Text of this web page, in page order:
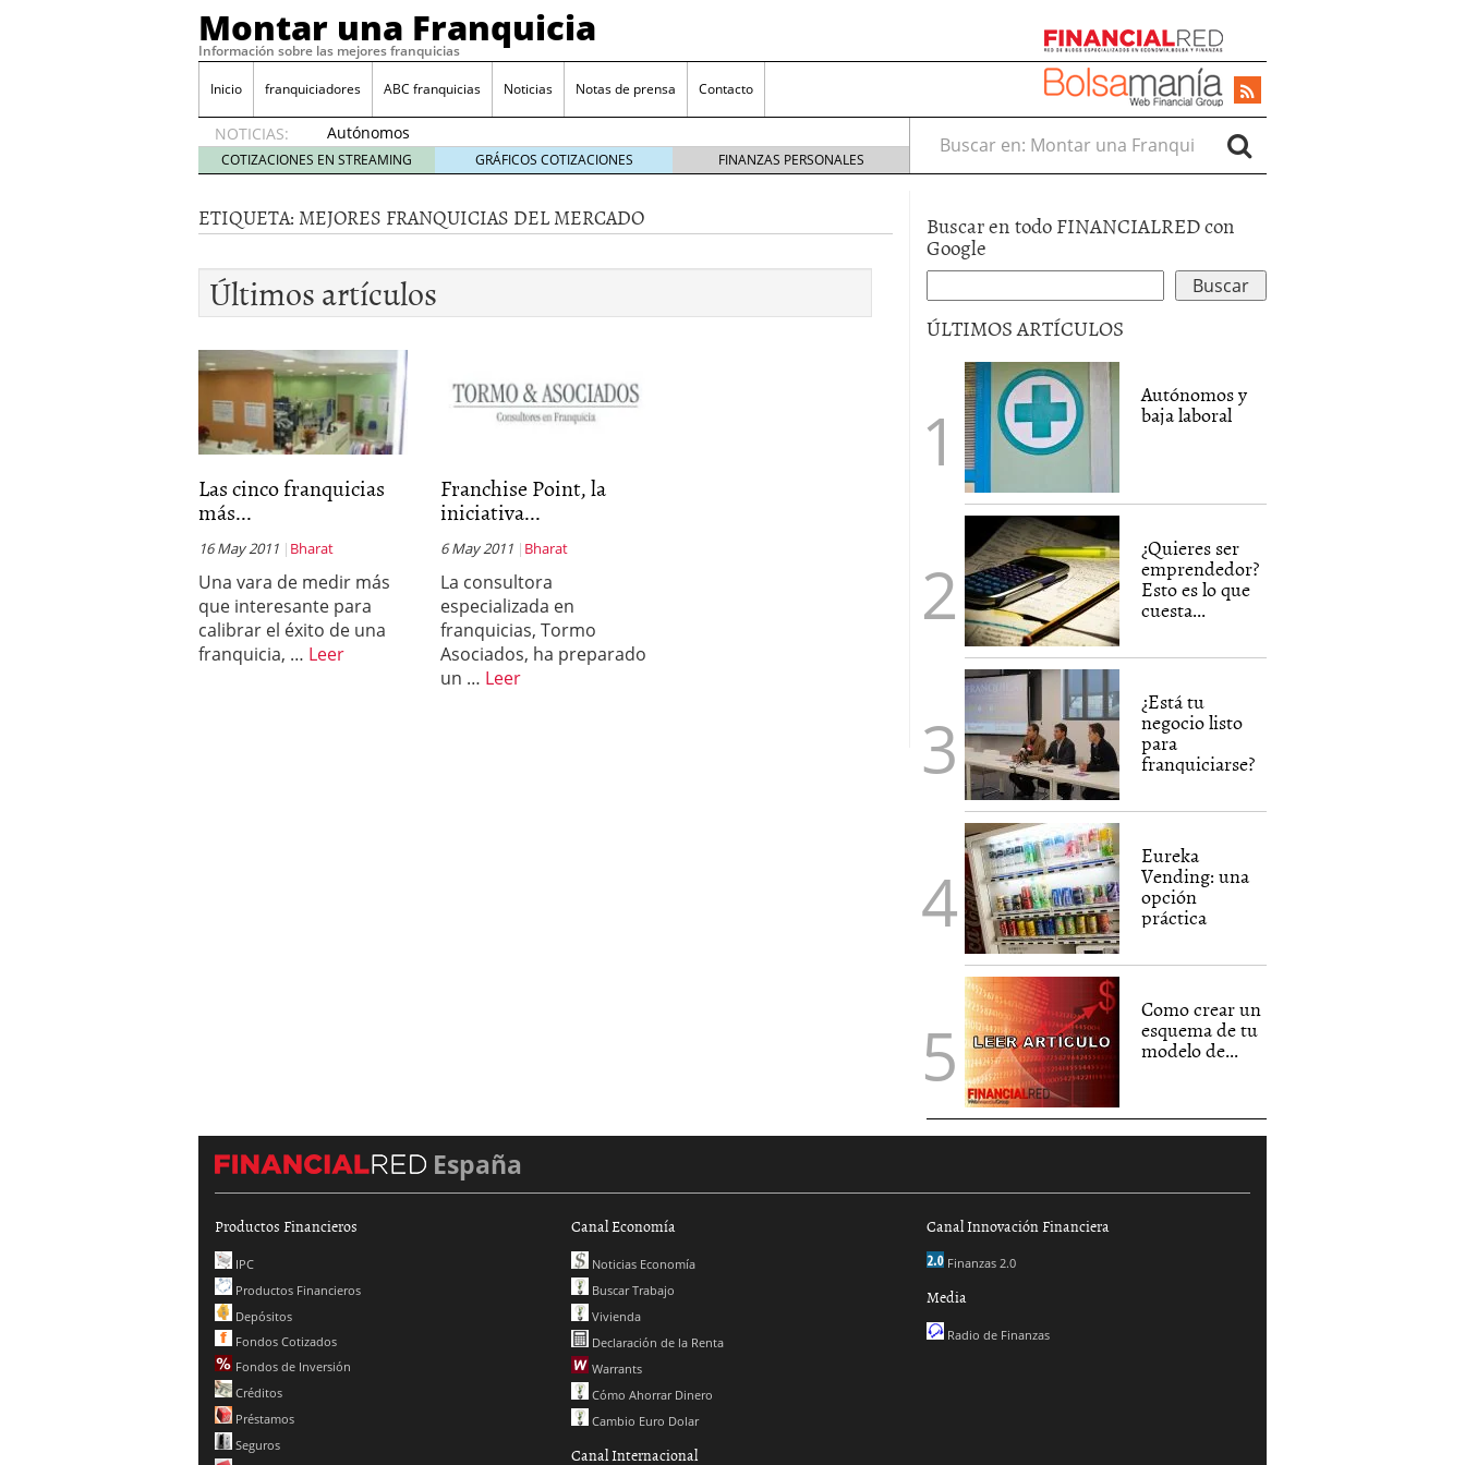
Montar una Franquicia
Información sobre las mejores franquicias
Inicio franquiciadores ABC franquicias Noticias Notas de prensa Contacto
NOTICIAS:
Autónomos
y baja
laboral
2014
¿Quieres ser emprendedor? Esto es lo que cuesta y las ayudas que puedes
tener 4 julio 2014
¿Está tu negocio listo para franquiciarse?
Eureka Vending: una opción práctica
COTIZACIONES EN STREAMING GRÁFICOS COTIZACIONES FINANZAS PERSONALES
Buscar en:
ETIQUETA: MEJORES FRANQUICIAS DEL MERCADO
Últimos artículos
Las cinco franquicias
más...
16 May 2011 Bharat
Una vara de medir más
que interesante para
calibrar el éxito de una
franquicia, … Leer
Franchise Point, la
iniciativa...
6 May 2011 Bharat
La consultora
especializada en
franquicias, Tormo
Asociados, ha preparado
un … Leer
Buscar en todo FINANCIALRED con
Google
ÚLTIMOS ARTÍCULOS
Autónomos y
baja laboral
¿Quieres ser
emprendedor?
Esto es lo que
cuesta...
¿Está tu
negocio listo
para
franquiciarse?
Eureka
Vending: una
opción
práctica
Como crear un
esquema de tu
modelo de...
España
Productos Financieros
IPC
Productos Financieros
Depósitos
Fondos Cotizados
Fondos de Inversión
Créditos
Préstamos
Seguros
Canal Economía
Noticias Economía
Buscar Trabajo
Vivienda
Declaración de la Renta
Warrants
Cómo Ahorrar Dinero
Cambio Euro Dolar
Canal Internacional
Canal Innovación Financiera
Finanzas 2.0
Media
Radio de Finanzas